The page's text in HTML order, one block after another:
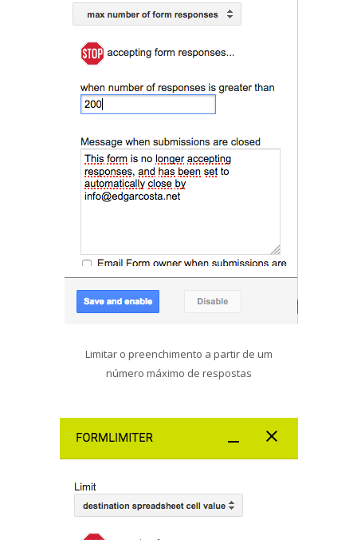
Limitar o preenchimento a partir de um
número máximo de respostas